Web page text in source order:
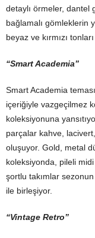
detaylı örmeler, dantel
bağlamalı gömleklerin
beyaz ve kırmızı
Smart Academia
içeriğiyle vazgeçilmez
koleksiyonuna
parçalar kahve,
oluşuyor. Gold, metal
koleksiyonda, pileli
şortlu takımlar
ile birleşiyor.
“Vintage Retro”